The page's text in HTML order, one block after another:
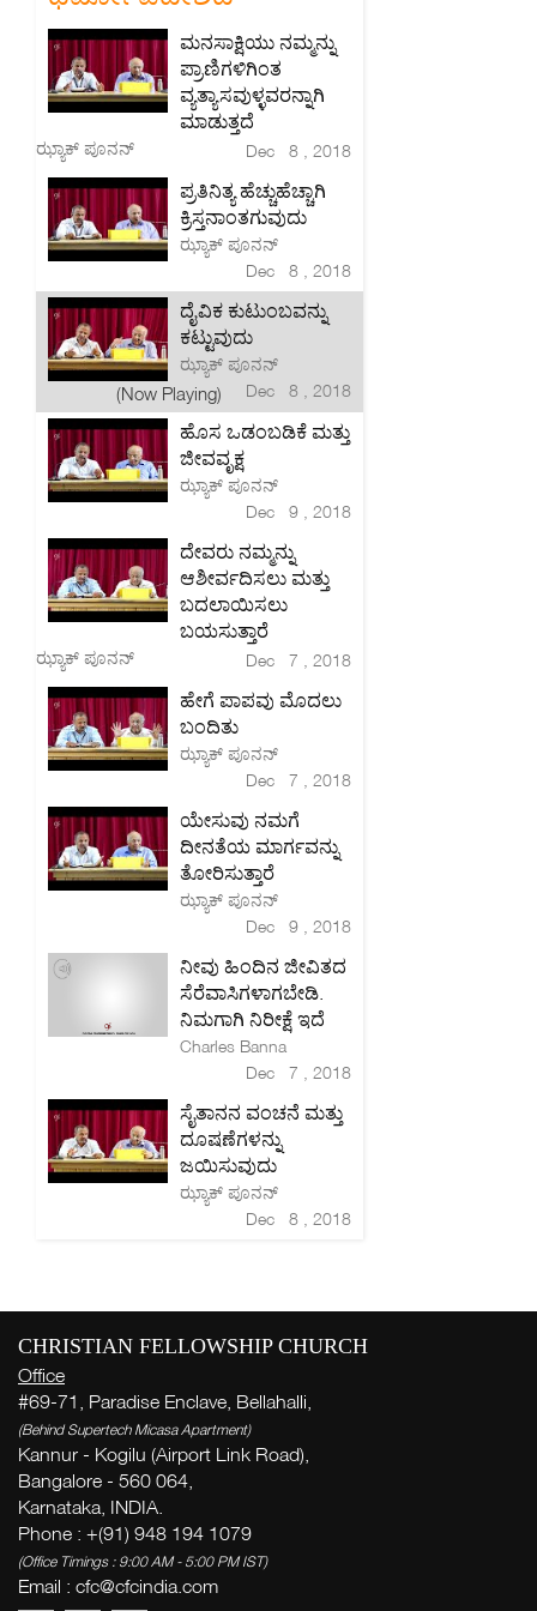
ಮನಸಾಕ್ಷಿಯು ನಮ್ಮನ್ನು
ಪ್ರಾಣಿಗಳಿಗಿಂತ
ವ್ಯತ್ಯಾಸವುಳ್ಳವರನ್ನಾಗಿ
ಮಾಡುತ್ತದೆ
ಝ್ಯಾಕ್ ಪೂನನ್ Dec 8 , 2018
ಪ್ರತಿನಿತ್ಯ ಹೆಚ್ಚುಹೆಚ್ಚಾಗಿ
ಕ್ರಿಸ್ತನಾಂತಗುವುದು
ಝ್ಯಾಕ್ ಪೂನನ್
Dec 8 , 2018
ದೈವಿಕ ಕುಟುಂಬವನ್ನು
ಕಟ್ಟುವುದು
ಝ್ಯಾಕ್ ಪೂನನ್
Dec 8 , 2018
(Now Playing)
ಹೊಸ ಒಡಂಬಡಿಕೆ ಮತ್ತು
ಜೀವವೃಕ್ಷ
ಝ್ಯಾಕ್ ಪೂನನ್
Dec 9 , 2018
ದೇವರು ನಮ್ಮನ್ನು
ಆಶೀರ್ವದಿಸಲು ಮತ್ತು
ಬದಲಾಯಿಸಲು
ಬಯಸುತ್ತಾರೆ
ಝ್ಯಾಕ್ ಪೂನನ್ Dec 7 , 2018
ಹೇಗೆ ಪಾಪವು ಮೊದಲು
ಬಂದಿತು
ಝ್ಯಾಕ್ ಪೂನನ್
Dec 7 , 2018
ಯೇಸುವು ನಮಗೆ
ದೀನತೆಯ ಮಾರ್ಗವನ್ನು
ತೋರಿಸುತ್ತಾರೆ
ಝ್ಯಾಕ್ ಪೂನನ್
Dec 9 , 2018
ನೀವು ಹಿಂದಿನ ಜೀವಿತದ
ಸೆರೆವಾಸಿಗಳಾಗಬೇಡಿ.
ನಿಮಗಾಗಿ ನಿರೀಕ್ಷೆ ಇದೆ
Charles Banna
Dec 7 , 2018
ಸೈತಾನನ ವಂಚನೆ ಮತ್ತು
ದೂಷಣೆಗಳನ್ನು
ಜಯಿಸುವುದು
ಝ್ಯಾಕ್ ಪೂನನ್
Dec 8 , 2018
CHRISTIAN FELLOWSHIP CHURCH
Office
#69-71, Paradise Enclave, Bellahalli,
(Behind Supertech Micasa Apartment)
Kannur - Kogilu (Airport Link Road),
Bangalore - 560 064,
Karnataka, INDIA.
Phone : +(91) 948 194 1079
(Office Timings : 9:00 AM - 5:00 PM IST)
Email : cfc@cfcindia.com